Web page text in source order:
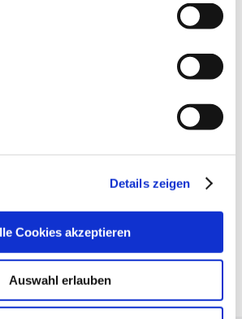
Details zeigen
Cookies akzeptieren
Auswahl erlauben
Tarifverbund Stuttgart GmbH